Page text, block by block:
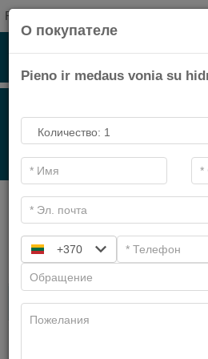
RU
НА
Основные фильтры
СПА ПРОЦЕДУРЫ
О покупателе
Pieno ir medaus vonia su
+370